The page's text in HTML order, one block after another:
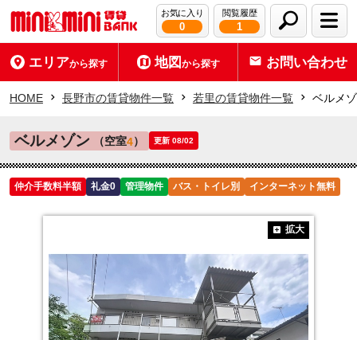
お気に入り
0
閲覧履歴
1
エリアから探す 地図から探す お問い合わせ
HOME 長野市の賃貸物件一覧 若里の賃貸物件一覧 ベルメ
ベルメゾン （空室4） 更新 08/02
仲介手数料半額 礼金0 管理物件 バス・トイレ別 インターネット無料
拡大